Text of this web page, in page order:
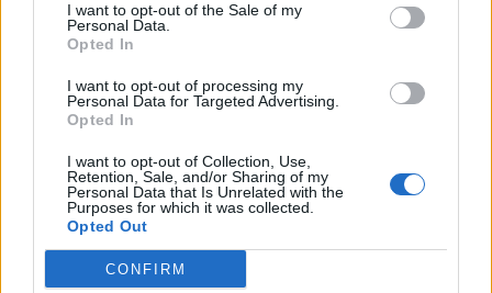
I want to opt-out of the Sale of my
Personal Data.
Opted In
I want to opt-out of processing my
Personal Data for Targeted Advertising.
Opted In
I want to opt-out of Collection, Use,
Retention, Sale, and/or Sharing of my
Personal Data that Is Unrelated with the
Purposes for which it was collected.
Opted Out
CONFIRM
Vai al sito in modalità classica